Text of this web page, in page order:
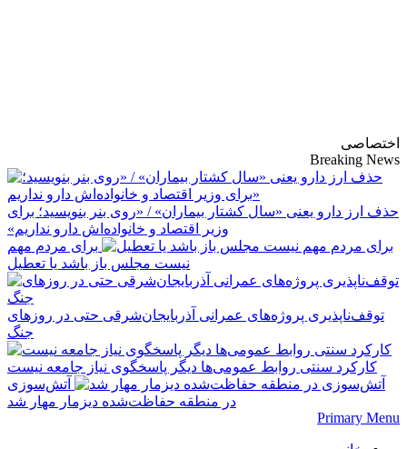
اختصاصی
Breaking News
حذف ارز دارو یعنی «سال کشتار بیماران» / «روی بنر بنویسید؛ برای
وزیر اقتصاد و خانواده‌اش دارو نداریم»
برای مردم مهم
نیست مجلس باز باشد یا تعطیل
توقف‌ناپذیری پروژه‌های عمرانی آذربایجان‌شرقی حتی در روزهای
جنگ
کارکرد سنتی روابط عمومی‌ها دیگر پاسخگوی نیاز جامعه نیست
آتش‌سوزی
در منطقه حفاظت‌شده دیزمار مهار شد
Primary Menu